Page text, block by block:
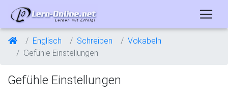
Englisch Schreiben
Vokabeln
Gefühle Einstellungen
Gefühle Einstellungen